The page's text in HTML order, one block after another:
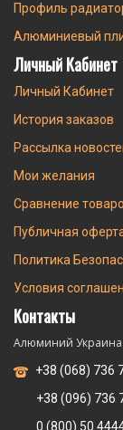
Профиль
Алюминиевый
Личный Кабинет
Личный Кабинет
История заказов
Рассылка
Мои желания
Сравнение
Публичная
Политика
Условия
Контакты
Алюминий Украина
+38 (068) 736
+38 (096) 736
0 (800) 50